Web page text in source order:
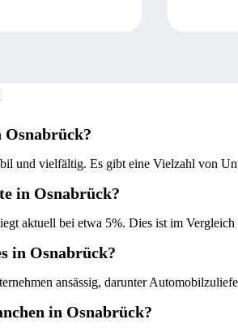
und vielfältig. Es gibt eine Vielzahl von
in Osnabrück?
aktuell bei etwa 5%. Dies ist im
in Osnabrück?
ansässig, darunter
in Osnabrück?